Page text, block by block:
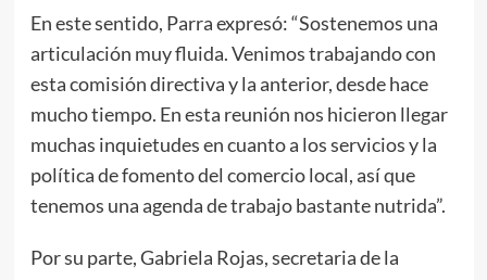
En este sentido, Parra expresó: “Sostenemos una
articulación muy fluida. Venimos trabajando con
esta comisión directiva y la anterior, desde hace
mucho tiempo. En esta reunión nos hicieron llegar
muchas inquietudes en cuanto a los servicios y la
política de fomento del comercio local, así que
tenemos una agenda de trabajo bastante nutrida”.
Por su parte, Gabriela Rojas, secretaria de la